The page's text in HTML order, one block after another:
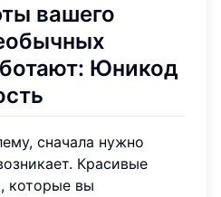
вашего
Юникод
сначала нужно
Красивые
которые вы